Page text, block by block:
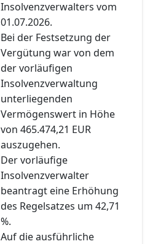
Insolvenzverwalters vom
01.07.2026.
Bei der Festsetzung der
Vergütung war von dem
der vorläufigen
Insolvenzverwaltung
unterliegenden
Vermögenswert in Höhe
von 465.474,21 EUR
auszugehen.
Der vorläufige
Insolvenzverwalter
beantragt eine Erhöhung
des Regelsatzes um 42,71
%.
Auf die ausführliche